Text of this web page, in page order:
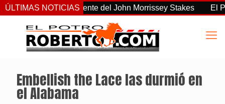
ÚLTIMAS NOTICIAS
el más consistente del John Morrissey Stakes El
Embellish the Lace las durmió en
el Alabama